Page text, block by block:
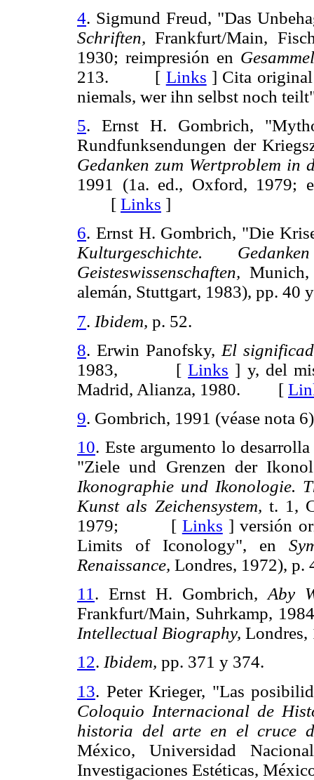
4. Sigmund Freud, "Das
Schriften, Frankfurt/Main,
1930; reimpresión en
213. [ Links ] Cita
niemals, wer ihn selbst noch
5. Ernst H. Gombrich,
Rundfunksendungen der
Gedanken zum Wertproblem in
1991 (1a. ed., Oxford, 1979;
[ Links ]
6. Ernst H. Gombrich, "Die
Kulturgeschichte.
Geisteswissenschaften,
alemán, Stuttgart, 1983), pp.
7. Ibidem, p. 52.
8. Erwin Panofsky, El
1983, [Links ] y, del
Madrid, Alianza, 1980. [
9. Gombrich, 1991 (véase nota
10. Este argumento lo
"Ziele und Grenzen der
Ikonographie und Ikonologie.
Kunst als Zeichensystem, t. 1,
1979; [ Links ] versión
Limits of Iconology", en
Renaissance, Londres,
11 . Ernst H. Gombrich, Aby
Frankfurt/Main, Suhrkamp,
Intellectual Biography,
12. Ibidem, pp. 371 y 374.
13. Peter Krieger, "Las
Coloquio Internacional de
historia del arte en el cruce
México, Universidad
Investigaciones Estéticas,